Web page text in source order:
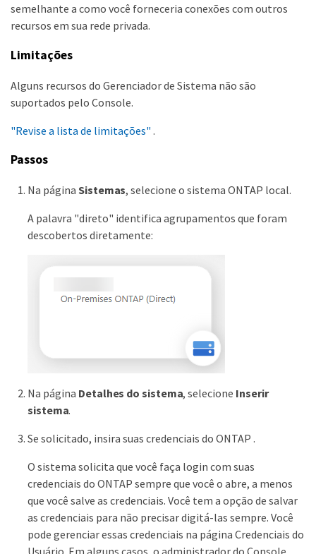
semelhante a como você forneceria conexões com outros
recursos em sua rede privada.
Limitações
Alguns recursos do Gerenciador de Sistema não são
suportados pelo Console.
"Revise a lista de limitações" .
Passos
Na página Sistemas, selecione o sistema ONTAP local.
A palavra "direto" identifica agrupamentos que foram
descobertos diretamente:
Na página Detalhes do sistema, selecione Inserir
sistema.
Se solicitado, insira suas credenciais do ONTAP .
O sistema solicita que você faça login com suas
credenciais do ONTAP sempre que você o abre, a menos
que você salve as credenciais. Você tem a opção de salvar
as credenciais para não precisar digitá-las sempre. Você
pode gerenciar essas credenciais na página Credenciais do
Usuário. Em alguns casos, o administrador do Console